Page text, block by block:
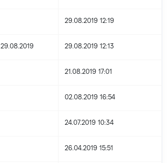
29.08.2019 12:19
29.08.2019 12:13
21.08.2019 17:01
02.08.2019 16:54
24.07.2019 10:34
26.04.2019 15:51